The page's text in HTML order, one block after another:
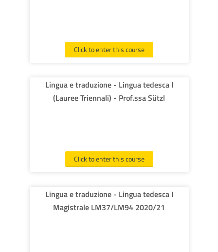
Click to enter this course
Lingua e traduzione - Lingua tedesca I
(Lauree Triennali) - Prof.ssa Sützl
Click to enter this course
Lingua e traduzione - Lingua tedesca I
Magistrale LM37/LM94 2020/21